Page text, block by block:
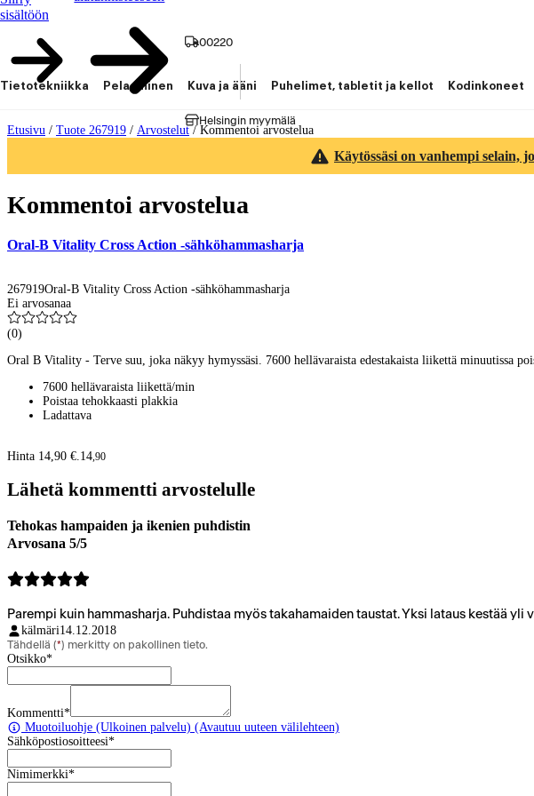
sisältöön
00220
Helsingin myymälä
Tietotekniikka Pelaaminen Kuva ja ääni Puhelimet, tabletit ja kellot Kodinkoneet
Etusivu / Tuote 267919 / Arvostelut/ Kommentoi arvostelua
Käytössäsi on vanhempi selain,
Kommentoi arvostelua
Oral-B Vitality Cross Action -sähköhammasharja
267919Oral-B Vitality Cross Action -sähköhammasharja
Ei arvosanaa
(0)
Oral B Vitality - Terve suu, joka näkyy hymyssäsi. 7600 hellävaraista edestakaista liikettä minuutissa
7600 hellävaraista liikettä/min
Poistaa tehokkaasti plakkia
Ladattava
Hinta 14,90 €.14,90
Lähetä kommentti arvostelulle
Tehokas hampaiden ja ikenien puhdistin
Arvosana 5/5
Parempi kuin hammasharja. Puhdistaa myös takahamaiden taustat. Yksi lataus kestää yli
kälmäri14.12.2018
Tähdellä (*) merkitty on pakollinen tieto.
Otsikko*
Kommentti*
Muotoiluohje (Ulkoinen palvelu) (Avautuu uuteen välilehteen)
Sähköpostiosoitteesi*
Nimimerkki*